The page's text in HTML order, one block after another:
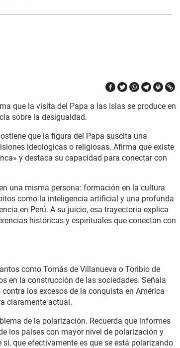
que la visita del Papa a las Islas se produce en
sobre la desigualdad.
que la figura del Papa suscita una
ideológicas o religiosas. Afirma que existe
y destaca su capacidad para conectar con
una misma persona: formación en la cultura
como la inteligencia artificial y una profunda
en Perú. A su juicio, esa trayectoria explica
históricas y espirituales que conectan con
como Tomás de Villanueva o Toribio de
en la construcción de las sociedades. Señala
los excesos de la conquista en América
claramente actual.
de la polarización. Recuerda que informes
los países con mayor nivel de polarización y
que efectivamente es que se está polarizando